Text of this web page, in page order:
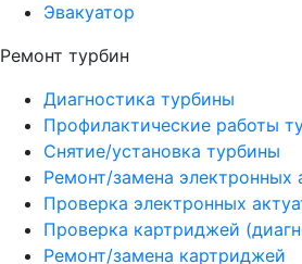
Эвакуатор
Ремонт турбин
Диагностика турбины
Профилактические работы
Снятие/установка турбины
Ремонт/замена электронных
Проверка электронных
Проверка картриджей
Ремонт/замена картриджей